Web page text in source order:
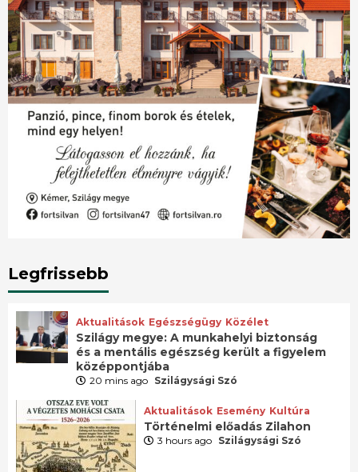
Legfrissebb
Aktualitások Egészségügy Közélet
Szilágy megye: A munkahelyi biztonság
és a mentális egészség került a figyelem
középpontjába
20 mins ago Szilágysági Szó
Aktualitások Esemény Kultúra
Történelmi előadás Zilahon
3 hours ago Szilágysági Szó